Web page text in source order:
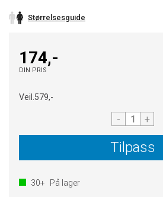
Størrelsesguide
174,-
DIN PRIS
Veil. 579,-
- +
Tilpass
30+ På lager